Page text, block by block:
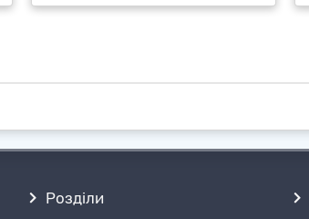
Розділи